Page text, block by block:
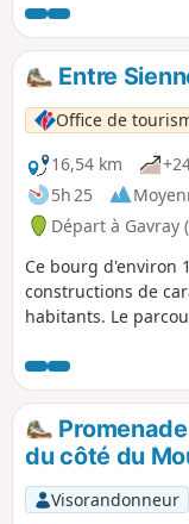
cours de la Sienne,
accueillir les
atlantique,
seuil du Moulin de
pour faciliter leur
Entre
Office de
16,54 km
5h 25
Départ à Gavray
Ce bourg d'environ
constructions de
habitants. Le
la Sienne et la
randonneurs
du côté du
Visorandonneur